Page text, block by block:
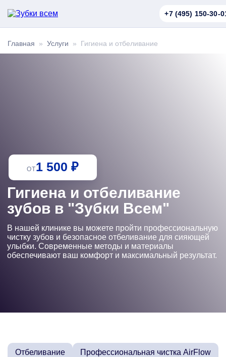
+7 (495) 150-30-
Главная » Услуги » Гигиена и отбеливание
Гигиена и отбеливание
зубов в "Зубки Всем"
В нашей клинике вы можете пройти профессиональную
чистку зубов и безопасное отбеливание для сияющей
улыбки. Современные методы и материалы
обеспечивают ваш комфорт и максимальный результат.
ОТ1 500 ₽
Отбеливание Профессиональная чистка AirFlow